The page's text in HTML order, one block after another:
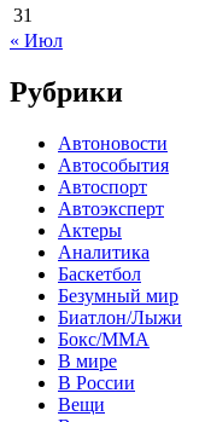
31
« Июл
Рубрики
Автоновости
Автособытия
Автоспорт
Автоэксперт
Актеры
Аналитика
Баскетбол
Безумный мир
Биатлон/Лыжи
Бокс/MMA
В мире
В России
Вещи